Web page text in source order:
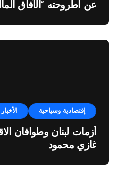
عن اطروحته “الآفاق
إقتصادية وسياحية الأخبار
أزمات لبنان وطوافان
غازي محمود